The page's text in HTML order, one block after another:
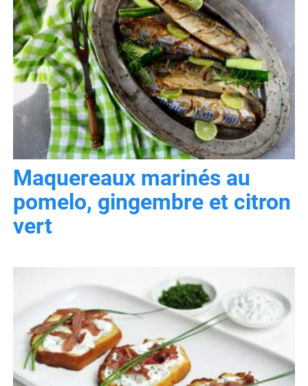
Maquereaux marinés au
pomelo, gingembre et citron
vert